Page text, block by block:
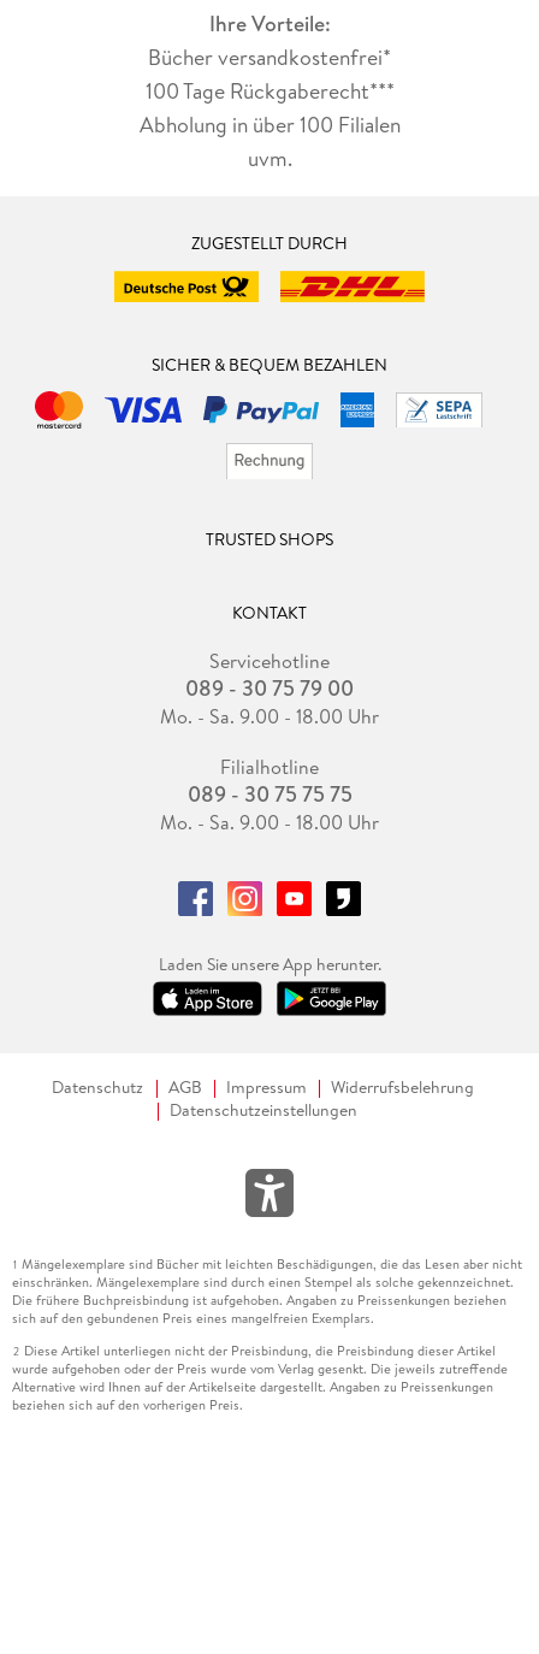
Ihre Vorteile:
Bücher versandkostenfrei*
100 Tage Rückgaberecht***
Abholung in über 100 Filialen
uvm.
ZUGESTELLT DURCH
SICHER & BEQUEM BEZAHLEN
TRUSTED SHOPS
KONTAKT
Servicehotline
089 - 30 75 79 00
Mo. - Sa. 9.00 - 18.00 Uhr
Filialhotline
089 - 30 75 75 75
Mo. - Sa. 9.00 - 18.00 Uhr
Laden Sie unsere App herunter.
Datenschutz AGB Impressum
Widerrufsbelehrung
Datenschutzeinstellungen
1 Mängelexemplare sind Bücher mit leichten Beschädigungen, die das Lesen aber nicht
einschränken. Mängelexemplare sind durch einen Stempel als solche gekennzeichnet.
Die frühere Buchpreisbindung ist aufgehoben. Angaben zu Preissenkungen beziehen
sich auf den gebundenen Preis eines mangelfreien Exemplars.
2 Diese Artikel unterliegen nicht der Preisbindung, die Preisbindung dieser Artikel
wurde aufgehoben oder der Preis wurde vom Verlag gesenkt. Die jeweils zutreffende
Alternative wird Ihnen auf der Artikelseite dargestellt. Angaben zu Preissenkungen
beziehen sich auf den vorherigen Preis.